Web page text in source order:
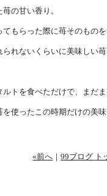
の甘い香り。
もらった際に苺そのもの
れないくらいに美味しい
トを食べただけで、まだ
使ったこの時期だけの美
«前へ ｜99ブログ ト